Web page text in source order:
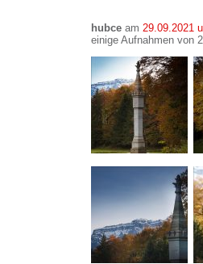
hubce am 29.09.2021
einige Aufnahmen von